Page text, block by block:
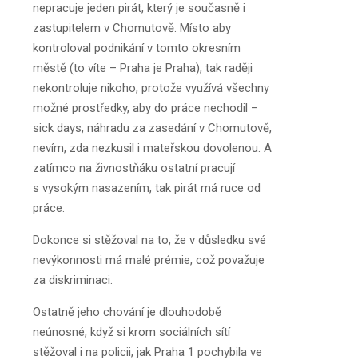
nepracuje jeden pirát, který je současně i
zastupitelem v Chomutově. Místo aby
kontroloval podnikání v tomto okresním
městě (to víte – Praha je Praha), tak raději
nekontroluje nikoho, protože využívá všechny
možné prostředky, aby do práce nechodil –
sick days, náhradu za zasedání v Chomutově,
nevím, zda nezkusil i mateřskou dovolenou. A
zatímco na živnostňáku ostatní pracují
s vysokým nasazením, tak pirát má ruce od
práce.
Dokonce si stěžoval na to, že v důsledku své
nevýkonnosti má malé prémie, což považuje
za diskriminaci.
Ostatně jeho chování je dlouhodobě
neúnosné, když si krom sociálních sítí
stěžoval i na policii, jak Praha 1 pochybila ve